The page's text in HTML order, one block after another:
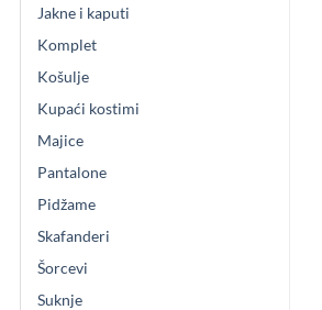
Jakne i kaputi
Komplet
Košulje
Kupaći kostimi
Majice
Pantalone
Pidžame
Skafanderi
Šorcevi
Suknje